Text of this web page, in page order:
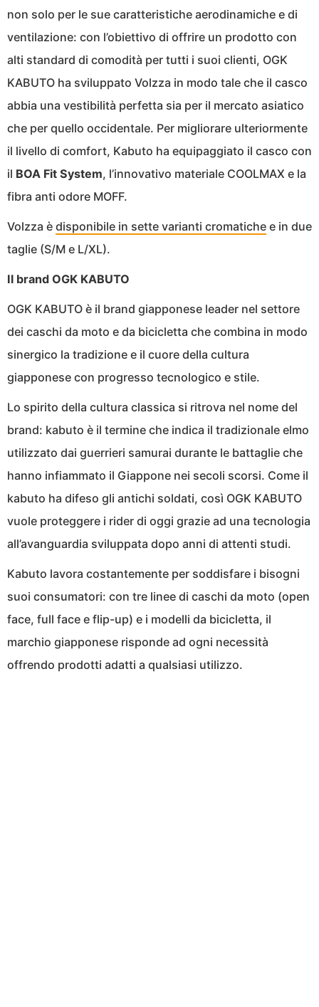
non solo per le sue caratteristiche aerodinamiche e di
ventilazione: con l’obiettivo di offrire un prodotto con
alti standard di comodità per tutti i suoi clienti, OGK
KABUTO ha sviluppato Volzza in modo tale che il casco
abbia una vestibilità perfetta sia per il mercato asiatico
che per quello occidentale. Per migliorare ulteriormente
il livello di comfort, Kabuto ha equipaggiato il casco con
il BOA Fit System, l’innovativo materiale COOLMAX e la
fibra anti odore MOFF.
Volzza è disponibile in sette varianti cromatiche e in due
taglie (S/M e L/XL).
Il brand OGK KABUTO
OGK KABUTO è il brand giapponese leader nel settore
dei caschi da moto e da bicicletta che combina in modo
sinergico la tradizione e il cuore della cultura
giapponese con progresso tecnologico e stile.
Lo spirito della cultura classica si ritrova nel nome del
brand: kabuto è il termine che indica il tradizionale elmo
utilizzato dai guerrieri samurai durante le battaglie che
hanno infiammato il Giappone nei secoli scorsi. Come il
kabuto ha difeso gli antichi soldati, così OGK KABUTO
vuole proteggere i rider di oggi grazie ad una tecnologia
all’avanguardia sviluppata dopo anni di attenti studi.
Kabuto lavora costantemente per soddisfare i bisogni
suoi consumatori: con tre linee di caschi da moto (open
face, full face e flip-up) e i modelli da bicicletta, il
marchio giapponese risponde ad ogni necessità
offrendo prodotti adatti a qualsiasi utilizzo.